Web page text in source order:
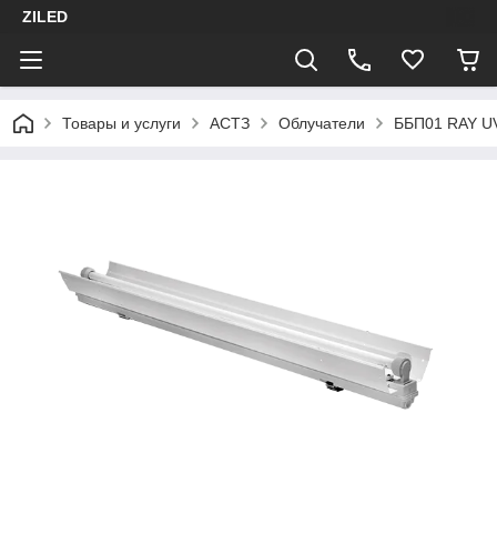
ZILED
Товары и услуги АСТЗ Облучатели ББП01 RAY